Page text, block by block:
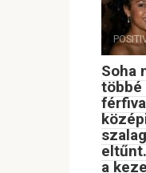
Soha
többé
a